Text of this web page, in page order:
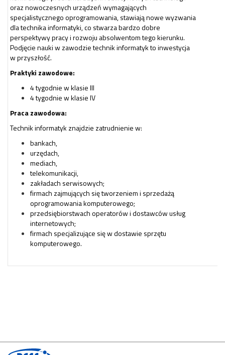
oraz nowoczesnych urządzeń wymagających
specjalistycznego oprogramowania, stawiają nowe wyzwania
dla technika informatyki, co stwarza bardzo dobre
perspektywy pracy i rozwoju absolwentom tego kierunku.
Podjęcie nauki w zawodzie technik informatyk to inwestycja
w przyszłość.
Praktyki zawodowe:
4 tygodnie w klasie III
4 tygodnie w klasie IV
Praca zawodowa:
Technik informatyk znajdzie zatrudnienie w:
bankach,
urzędach,
mediach,
telekomunikacji,
zakładach serwisowych;
firmach zajmujących się tworzeniem i sprzedażą
oprogramowania komputerowego;
przedsiębiorstwach operatorów i dostawców usług
internetowych;
firmach specjalizujące się w dostawie sprzętu
komputerowego.